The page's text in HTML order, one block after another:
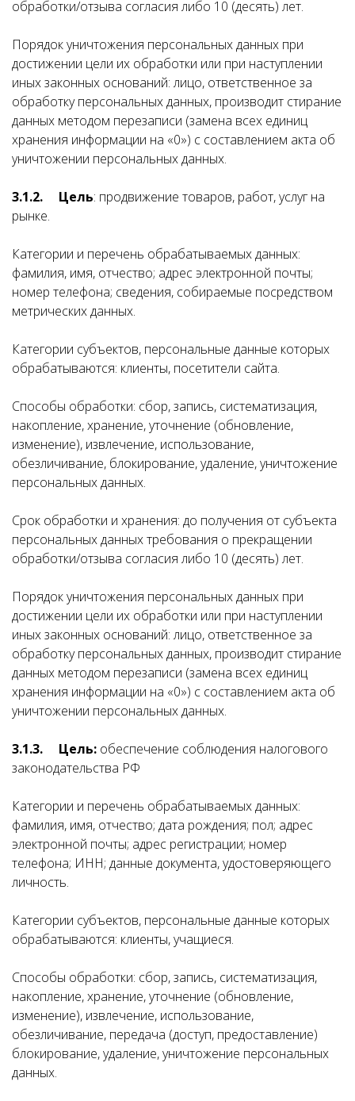
обработки/отзыва согласия либо 10 (десять) лет.
Порядок уничтожения персональных данных при
достижении цели их обработки или при наступлении
иных законных оснований: лицо, ответственное за
обработку персональных данных, производит стирание
данных методом перезаписи (замена всех единиц
хранения информации на «0») с составлением акта об
уничтожении персональных данных.
3.1.2. Цель: продвижение товаров, работ, услуг на
рынке.
Категории и перечень обрабатываемых данных:
фамилия, имя, отчество; адрес электронной почты;
номер телефона; сведения, собираемые посредством
метрических данных.
Категории субъектов, персональные данные которых
обрабатываются: клиенты, посетители сайта.
Способы обработки: сбор, запись, систематизация,
накопление, хранение, уточнение (обновление,
изменение), извлечение, использование,
обезличивание, блокирование, удаление, уничтожение
персональных данных.
Срок обработки и хранения: до получения от субъекта
персональных данных требования о прекращении
обработки/отзыва согласия либо 10 (десять) лет.
Порядок уничтожения персональных данных при
достижении цели их обработки или при наступлении
иных законных оснований: лицо, ответственное за
обработку персональных данных, производит стирание
данных методом перезаписи (замена всех единиц
хранения информации на «0») с составлением акта об
уничтожении персональных данных.
3.1.3. Цель: обеспечение соблюдения налогового
законодательства РФ
Категории и перечень обрабатываемых данных:
фамилия, имя, отчество; дата рождения; пол; адрес
электронной почты; адрес регистрации; номер
телефона; ИНН; данные документа, удостоверяющего
личность.
Категории субъектов, персональные данные которых
обрабатываются: клиенты, учащиеся.
Способы обработки: сбор, запись, систематизация,
накопление, хранение, уточнение (обновление,
изменение), извлечение, использование,
обезличивание, передача (доступ, предоставление)
блокирование, удаление, уничтожение персональных
данных.